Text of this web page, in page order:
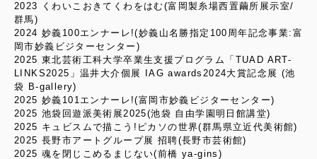
2023 くわいこおきてくわをはむ(富岡製糸場西置繭所展示室/
群馬)
2024 妙義100エンナーレ!(妙義山名勝指定100周年記念事業:富
岡市妙義ビジターセンター)
2025 東北芸術工科大学卒業生支援プログラム「TUAD ART-
LINKS2025」温井大介個展 IAG awards2024大賞記念展 (池
袋 B-gallery)
2025 妙義101エンナーレ!(富岡市妙義ビジターセンター)
2025 池袋回遊派美術展2025(池袋 自由学園明日館講堂)
2025 キュビスムで描こう!ピカソの世界(群馬県立近代美術館)
2025 長野市アートグループ展 招聘(長野市芸術館)
2025 魂を閉じこめるまじない(前橋 ya-gins)